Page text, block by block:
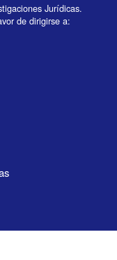
Jurídicas.
de dirigirse a: